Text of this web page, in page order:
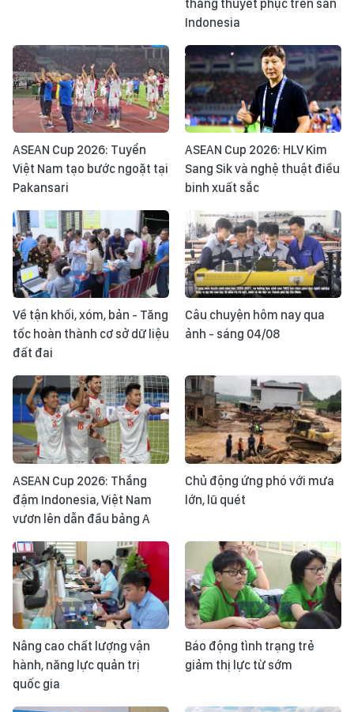
thắng thuyết phục trên sân
Indonesia
ASEAN Cup 2026: Tuyển
Việt Nam tạo bước ngoặt tại
Pakansari
ASEAN Cup 2026: HLV Kim
Sang Sik và nghệ thuật điều
binh xuất sắc
Về tận khối, xóm, bản - Tăng
tốc hoàn thành cơ sở dữ liệu
đất đai
Câu chuyện hôm nay qua
ảnh - sáng 04/08
ASEAN Cup 2026: Thắng
đậm Indonesia, Việt Nam
vươn lên dẫn đầu bảng A
Chủ động ứng phó với mưa
lớn, lũ quét
Nâng cao chất lượng vận
hành, năng lực quản trị
quốc gia
Báo động tình trạng trẻ
giảm thị lực từ sớm